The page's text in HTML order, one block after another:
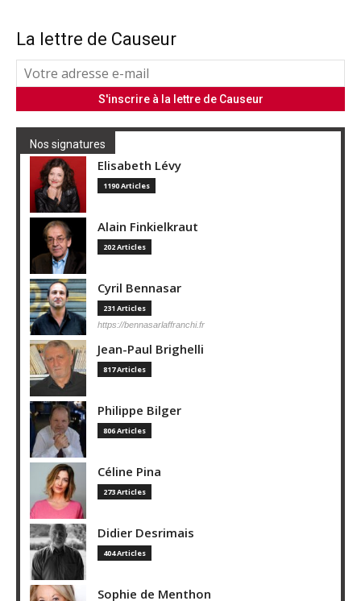
La lettre de Causeur
Nos signatures
Elisabeth Lévy
1190 Articles
Alain Finkielkraut
202 Articles
Cyril Bennasar
231 Articles
https://bennasarlaffranchi.fr
Jean-Paul Brighelli
817 Articles
Philippe Bilger
806 Articles
Céline Pina
273 Articles
Didier Desrimais
404 Articles
Sophie de Menthon